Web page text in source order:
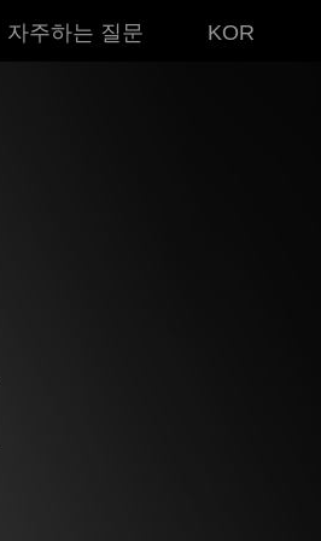
자주하는 질문 KOR